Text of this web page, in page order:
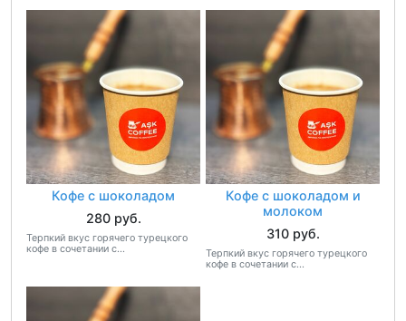
Кофе с шоколадом
280 руб.
Терпкий вкус горячего турецкого
кофе в сочетании с...
Кофе с шоколадом и
молоком
310 руб.
Терпкий вкус горячего турецкого
кофе в сочетании с...